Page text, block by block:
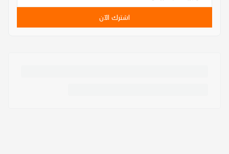
اشترك الآن